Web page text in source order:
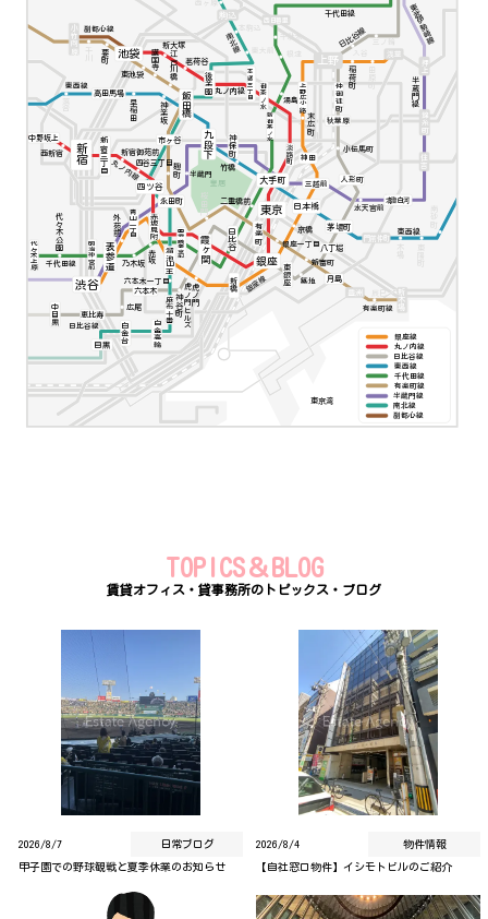
東京湾
副都心線 東武伊勢崎線
半蔵門線
千代田線
千代田線
東西線
東西線
日比谷線
日比谷線
銀座線
南北線
丸ノ内線
丸ノ内線
有楽町線
水天宮前
半蔵門
千駄木
湯島
二重橋前
赤坂
乃木坂
代々木公園
東陽町
竹橋
神楽坂
早稲田
小伝馬町
築地
虎ノ門ヒルズ
神谷町
広尾
稲荷町 田原町
末広町
京橋
虎ノ門
外苑前
東大前
六本木一丁目
新大塚
茗荷谷
四谷三丁目
新宿御苑前
西新宿
辰巳
新富町
銀座一丁目
桜田門
麹町
江戸川橋
護国寺
東池袋
要町
麻布十番
白金高輪
六本木
白金台
目黒
恵比寿
中目黒
門前仲町
新木場
豊洲
月島
八丁堀
茅場町
日本橋
東銀座
東京
銀座
新橋
有楽町
日比谷
霞ヶ関
国会議事堂前
溜池山王
赤坂見附
青山一丁目
表参道
渋谷
明治神宮前
代々木上原
中野坂上
新宿 新宿三丁目
四ツ谷
永田町
市ヶ谷
飯田橋
九段下 神保町
大手町
淡路町 神田
三越前 人形町
清澄白河
住吉
錦糸町
押上
秋葉原
仲御徒町
上野
上野広小路
西日暮里
新御茶ノ水
御茶ノ水
本郷三丁目
駒込
後楽園
高田馬場
池袋
小竹向原
副都心線
南北線
半蔵門線
有楽町線
千代田線
東西線
日比谷線
丸ノ内線
銀座線
TOPICS＆BLOG
賃貸オフィス・貸事務所のトピックス・ブログ
2026/8/7 日常ブログ
甲子園での野球観戦と夏季休業のお知らせ
2026/8/4 物件情報
【自社窓口物件】イシモトビルのご紹介